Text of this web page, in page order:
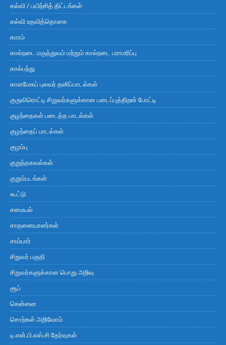
கல்வி / பயிற்சித் திட்டங்கள்
கல்வி உதவித்தொகை
காரம்
கால்நடை மருத்துவம் மற்றும் கால்நடை பராமரிப்பு
கால்பந்து
காளமேகப் புலவர் தனிப்பாடல்கள்
குருவிரொட்டி சிறுவர்களுக்கான படைப்புத்திறன் போட்டி
குழந்தைகள் படைத்த பாடல்கள்
குழந்தைப் பாடல்கள்
குழம்பு
குறுந்தகவல்கள்
குறும்படங்கள்
கூட்டு
சமையல்
சாதனையாளர்கள்
சாம்பார்
சிறுவர் பகுதி
சிறுவர்களுக்கான பொது அறிவு
சூப்
சென்னை
சொற்கள் அறிவோம்
டி.என்.பி.எஸ்.சி தேர்வுகள்